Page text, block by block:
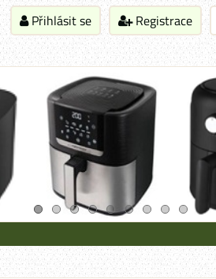
Přihlásit se Registrace